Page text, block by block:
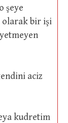
şeye
olarak bir işi